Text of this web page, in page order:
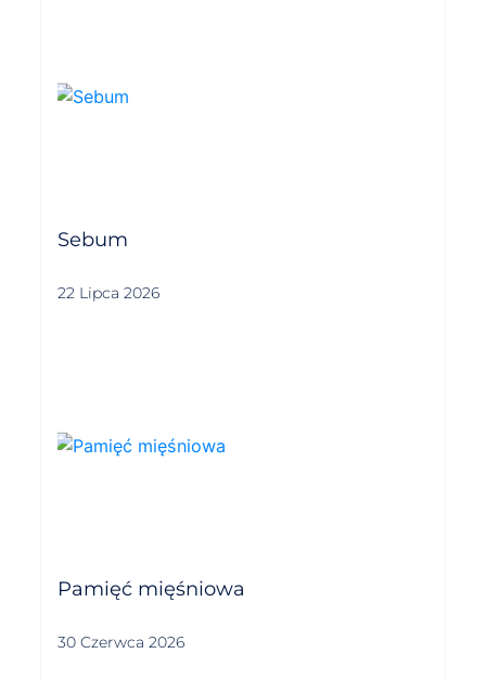
Sebum
22 Lipca 2026
Pamięć mięśniowa
30 Czerwca 2026